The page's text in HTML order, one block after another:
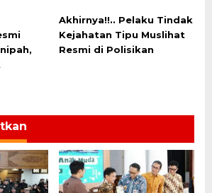
Akhirnya!!.. Pelaku Tindak
Kejahatan Tipu Muslihat
Resmi di Polisikan